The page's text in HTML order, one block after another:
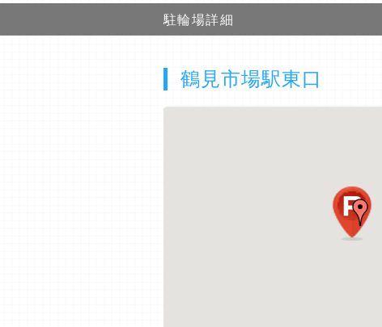
駐輪場詳細
鶴見市場駅東口